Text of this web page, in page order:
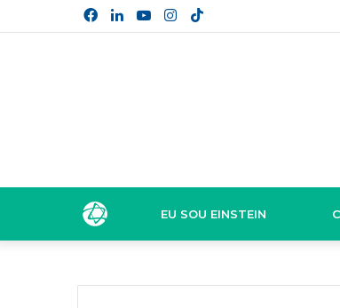
Facebook
LinkedinYouTubeInstagram
EU SOU EINSTEIN